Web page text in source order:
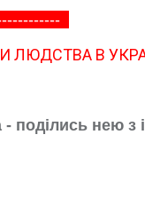
ЛЮДСТВА В
поділись нею з